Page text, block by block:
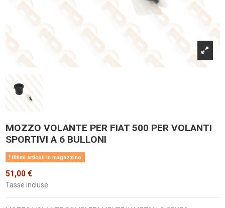
MOZZO VOLANTE PER FIAT 500 PER VOLANTI
SPORTIVI A 6 BULLONI
Ultimi articoli in magazzino
51,00 €
Tasse incluse